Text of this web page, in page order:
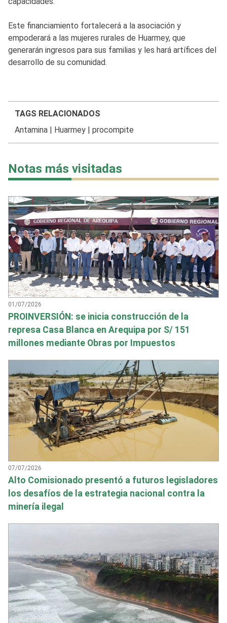
Este financiamiento fortalecerá a la asociación y
empoderará a las mujeres rurales de Huarmey, que
generarán ingresos para sus familias y les hará artífices del
desarrollo de su comunidad.
TAGS RELACIONADOS
Antamina| Huarmey| procompite
Notas más visitadas
01/07/2026
PROINVERSIÓN: se inicia construcción de la
represa Casa Blanca en Arequipa por S/ 151
millones mediante Obras por Impuestos
07/07/2026
Alto Comisionado presentó a futuros legisladores
los desafíos de la estrategia nacional contra la
minería ilegal